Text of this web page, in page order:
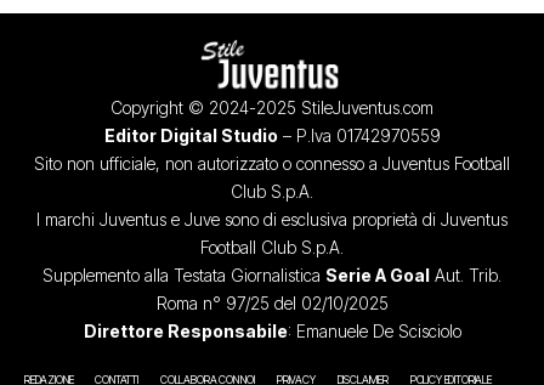
Copyright © 2024-2025 StileJuventus.com
Editor Digital Studio – P.Iva 01742970559
Sito non ufficiale, non autorizzato o connesso a Juventus Football
Club S.p.A.
I marchi Juventus e Juve sono di esclusiva proprietà di Juventus
Football Club S.p.A.
Supplemento alla Testata Giornalistica Serie A Goal Aut. Trib.
Roma n° 97/25 del 02/10/2025
Direttore Responsabile: Emanuele De Scisciolo
REDAZIONE CONTATTI COLLABORA CON NOI PRIVACY DISCLAIMER POLICY EDITORIALE